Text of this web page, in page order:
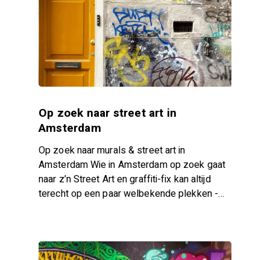
Op zoek naar street art in
Amsterdam
Op zoek naar murals & street art in
Amsterdam Wie in Amsterdam op zoek gaat
naar z’n Street Art en graffiti-fix kan altijd
terecht op een paar welbekende plekken -…